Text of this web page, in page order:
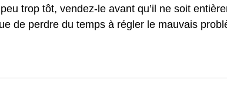
trop tôt, vendez-le avant qu’il ne soit
de perdre du temps à régler le mauvais